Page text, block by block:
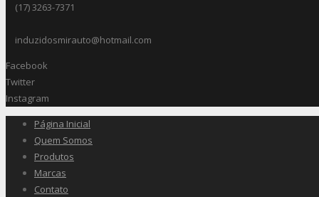
(17) 3263-7371
induzidosmirauto@hotmail.com
Facebook
Twitter
Instagram
Página Inicial
Quem Somos
Produtos
Marcas
Contato